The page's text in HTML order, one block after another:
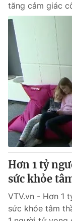
Hậu trường
Nhân vật
Khán giả
Giải sao mai
Điện ảnh
Âm nhạc
Sao
Đời sống
Du lịch
Làm đẹp
Chất lượng
Giáo dục
Tuyển sinh
Học trực tuyến
Công nghệ
Hitech Công
Sản phẩm
Thị trường
Tư vấn
Giao lưu trực
Lịch phát sóng
Chuyên mục khác
Emagazine
tăng cảm giác
Hơn 1 tỷ
sức khỏe
VTV.vn - Hơn 1
sức khỏe tâm